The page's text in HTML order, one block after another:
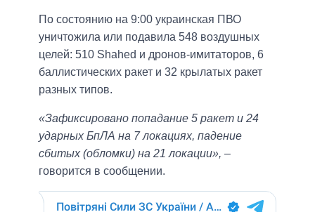
По состоянию на 9:00 украинская ПВО
уничтожила или подавила 548 воздушных
целей: 510 Shahed и дронов-имитаторов, 6
баллистических ракет и 32 крылатых ракет
разных типов.
«Зафиксировано попадание 5 ракет и 24
ударных БпЛА на 7 локациях, падение
сбитых (обломки) на 21 локации», –
говорится в сообщении.